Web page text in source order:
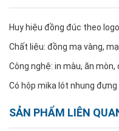
Huy hiệu đồng đúc theo
Chất liệu: đồng mạ vàng,
Công nghệ: in màu, ăn
Có hộp mika lót nhung
SẢN PHẨM LIÊN